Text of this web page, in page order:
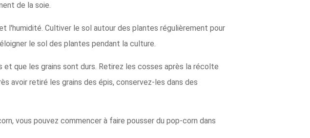
de la soie.
l'humidité. Cultiver le sol autour des plantes régulièrement pour
le sol des plantes pendant la culture.
que les grains sont durs. Retirez les cosses après la récolte
avoir retiré les grains des épis, conservez-les dans des
vous pouvez commencer à faire pousser du pop-corn dans